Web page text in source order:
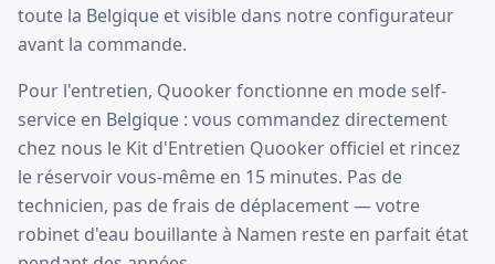
toute la Belgique et visible dans notre configurateur
avant la commande.
Pour l'entretien, Quooker fonctionne en mode self-
service en Belgique : vous commandez directement
chez nous le Kit d'Entretien Quooker officiel et rincez
le réservoir vous-même en 15 minutes. Pas de
technicien, pas de frais de déplacement — votre
robinet d'eau bouillante à Namen reste en parfait état